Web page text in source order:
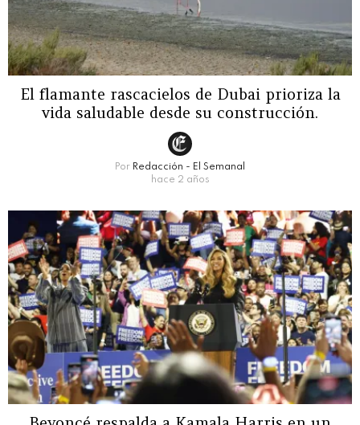
El flamante rascacielos de Dubai prioriza la
vida saludable desde su construcción.
Por Redacción - El Semanal
hace 2 años